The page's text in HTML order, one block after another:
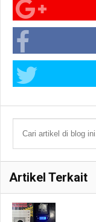
Artikel Terkait